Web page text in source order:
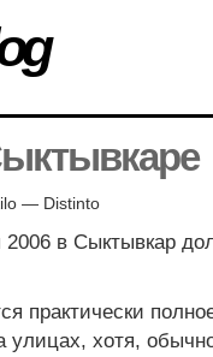
— Distinto
2006 в Сыктывкар
практически
улицах, хотя,